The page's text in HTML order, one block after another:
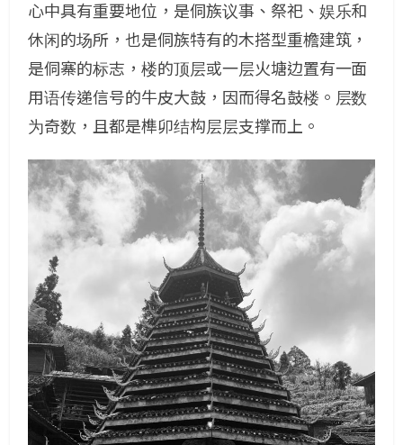
心中具有重要地位，是侗族议事、祭祀、娱乐和
休闲的场所，也是侗族特有的木搭型重檐建筑，
是侗寨的标志，楼的顶层或一层火塘边置有一面
用语传递信号的牛皮大鼓，因而得名鼓楼。层数
为奇数，且都是榫卯结构层层支撑而上。